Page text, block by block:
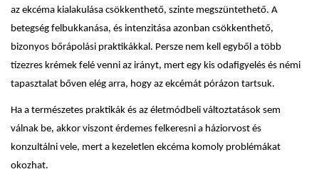
az ekcéma kialakulása csökkenthető, szinte megszüntethető. A
betegség felbukkanása, és intenzitása azonban csökkenthető,
bizonyos bőrápolási praktikákkal. Persze nem kell egyből a több
tízezres krémek felé venni az irányt, mert egy kis odafigyelés és némi
tapasztalat bőven elég arra, hogy az ekcémát pórázon tartsuk.
Ha a természetes praktikák és az életmódbeli változtatások sem
válnak be, akkor viszont érdemes felkeresni a háziorvost és
konzultálni vele, mert a kezeletlen ekcéma komoly problémákat
okozhat.